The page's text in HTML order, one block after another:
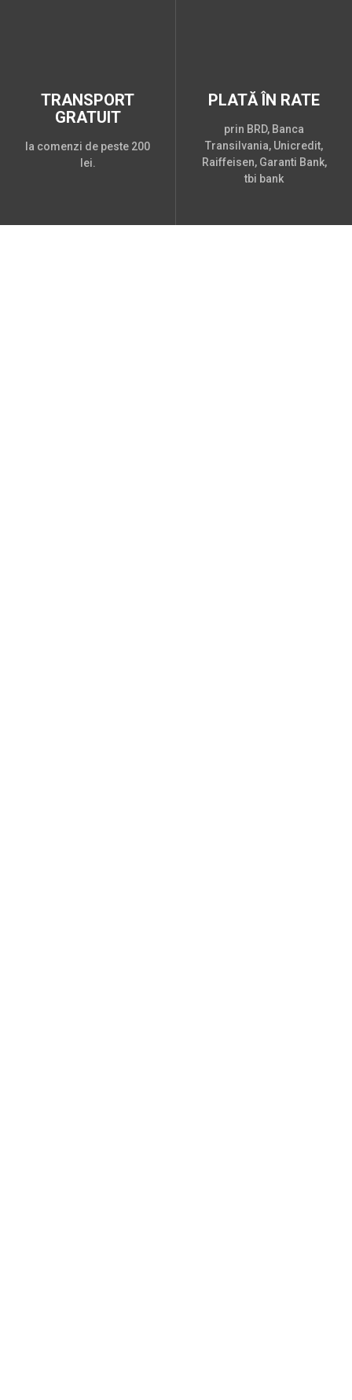
TRANSPORT
GRATUIT
la comenzi de peste 200
lei.
PLATĂ ÎN RATE
prin BRD, Banca
Transilvania, Unicredit,
Raiffeisen, Garanti Bank,
tbi bank